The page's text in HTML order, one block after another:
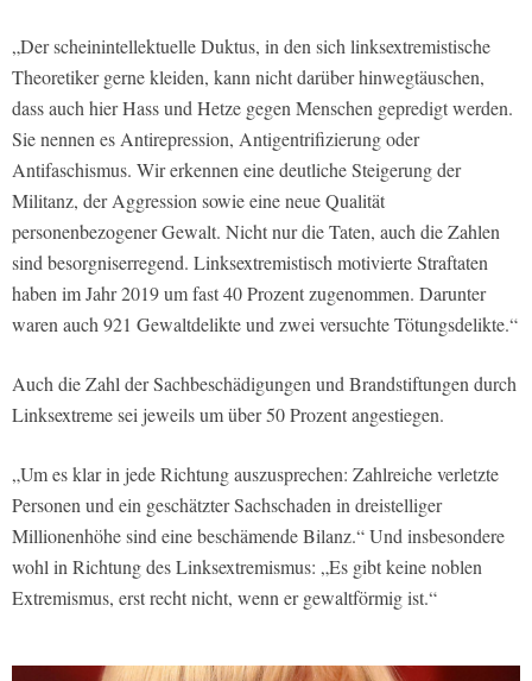
„Der scheinintellektuelle Duktus, in den sich linksextremistische
Theoretiker gerne kleiden, kann nicht darüber hinwegtäuschen,
dass auch hier Hass und Hetze gegen Menschen gepredigt werden.
Sie nennen es Antirepression, Antigentrifizierung oder
Antifaschismus. Wir erkennen eine deutliche Steigerung der
Militanz, der Aggression sowie eine neue Qualität
personenbezogener Gewalt. Nicht nur die Taten, auch die Zahlen
sind besorgniserregend. Linksextremistisch motivierte Straftaten
haben im Jahr 2019 um fast 40 Prozent zugenommen. Darunter
waren auch 921 Gewaltdelikte und zwei versuchte Tötungsdelikte.“
Auch die Zahl der Sachbeschädigungen und Brandstiftungen durch
Linksextreme sei jeweils um über 50 Prozent angestiegen.
„Um es klar in jede Richtung auszusprechen: Zahlreiche verletzte
Personen und ein geschätzter Sachschaden in dreistelliger
Millionenhöhe sind eine beschämende Bilanz.“ Und insbesondere
wohl in Richtung des Linksextremismus: „Es gibt keine noblen
Extremismus, erst recht nicht, wenn er gewaltförmig ist.“